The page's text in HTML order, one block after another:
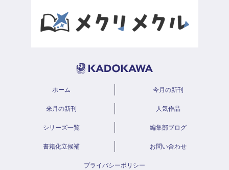
ホーム 今月の新刊
来月の新刊 人気作品
シリーズ一覧 編集部ブログ
書籍化立候補 お問い合わせ
プライバシーポリシー